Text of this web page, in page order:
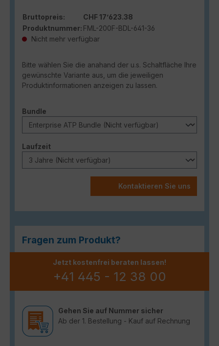
Bruttopreis:
CHF 17’623.38
Produktnummer: FML-200F-BDL-641-36
Nicht mehr verfügbar
Bitte wählen Sie die anahand der u.s. Schaltfläche Ihre
gewünschte Variante aus, um die jeweiligen
Produktinformationen anzeigen zu lassen.
Bundle
Laufzeitauswählen
Kontaktieren Sie uns
Fragen zum Produkt?
Jetzt kostenfrei beraten lassen!
+41 445 - 12 38 00
Gehen Sie auf Nummer sicher
Ab der 1. Bestellung - Kauf auf Rechnung